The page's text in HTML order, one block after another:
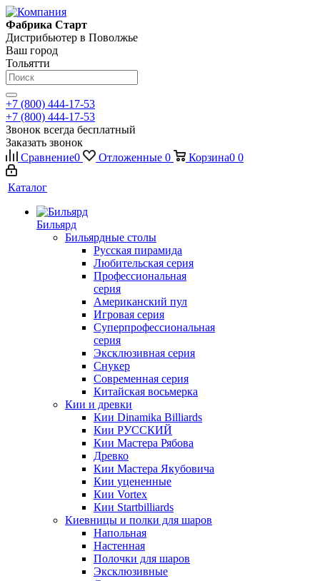
Фабрика Старт
Дистрибьютер в Поволжье
Ваш город
Тольятти
+7 (800) 444-17-53
+7 (800) 444-17-53
Звонок всегда бесплатный
Заказать звонок
Сравнение0 Отложенные 0 Корзина0 0
Каталог
Бильярд
Бильярдные столы
Русская пирамида
Любительская серия
Профессиональная
серия
Американский пул
Игровая серия
Суперпрофессиональная
серия
Эксклюзивная серия
Снукер
Современная серия
Китайская восьмерка
Кии и древки
Кии Dinamika Billiards
Кии РУССКИЙ
Кии Мастера Рябова
Древко
Кии Мастера Якубовича
Кии уцененные
Кии Vortex
Кии Startbilliards
Киевницы и полки для шаров
Напольная
Настенная
Полочки для шаров
Эксклюзивные